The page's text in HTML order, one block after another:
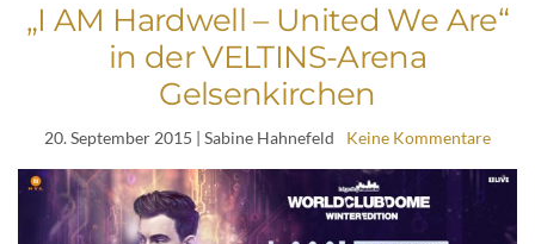
„I AM Hardwell – United We Are“
in der VELTINS-Arena
Gelsenkirchen
20. September 2015 | Sabine Hahnefeld Keine Kommentare